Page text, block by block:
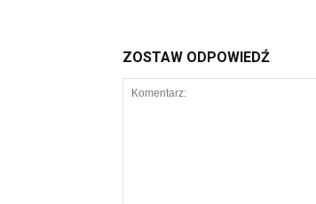
ZOSTAW ODPOWIEDŹ